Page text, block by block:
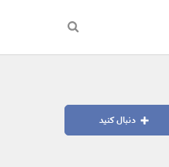
دنبال کنید